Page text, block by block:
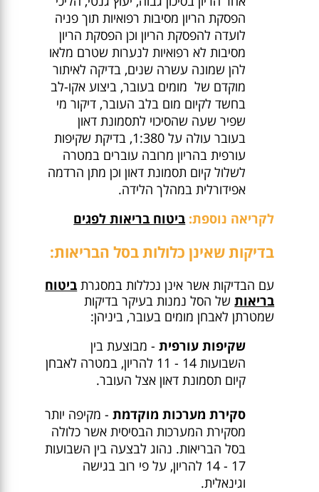
הפסקת הריון מסיבות רפואיות תוך פניה
לועדה להפסקת הריון וכן הפסקת הריון
מסיבות לא רפואיות לנערות שטרם מלאו
להן שמונה עשרה שנים, בדיקה לאיתור
מוקדם של מומים בעובר, ביצוע אקו-לב
בחשד לקיום מום בלב העובר, דיקור מי
שפיר שעה שהסיכוי לתסמונת דאון
בעובר עולה על 1:380, בדיקת שקיפות
עורפית בהריון מרובה עוברים במטרה
לשלול קיום תסמונת דאון וכן מתן הרדמה
אפידורלית במהלך הלידה.
לקריאה נוספת: ביטוח בריאות לפגים
בדיקות שאינן כלולות בסל הבריאות:
עם הבדיקות אשר אינן נכללות במסגרת ביטוח
בריאותשל הסל נמנות בעיקר בדיקות
שמטרתן לאבחן מומים בעובר, ביניהן:
שקיפות עורפית- מבוצעת בין
השבועות 14 - 11 להריון, במטרה לאבחן
קיום תסמונת דאון אצל העובר.
סקירת מערכות מוקדמת- מקיפה יותר
מסקירת המערכות הבסיסית אשר כלולה
בסל הבריאות. נהוג לבצעה בין השבועות
17 - 14 להריון, על פי רוב בגישה
וגינאלית.